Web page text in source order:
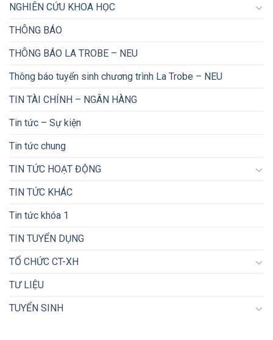
NGHIÊN CỨU KHOA HỌC
THÔNG BÁO
THÔNG BÁO LA TROBE – NEU
Thông báo tuyển sinh chương trình La Trobe – NEU
TIN TÀI CHÍNH – NGÂN HÀNG
Tin tức – Sự kiện
Tin tức chung
TIN TỨC HOẠT ĐỘNG
TIN TỨC KHÁC
Tin tức khóa 1
TIN TUYỂN DỤNG
TỔ CHỨC CT-XH
TƯ LIỆU
TUYỂN SINH